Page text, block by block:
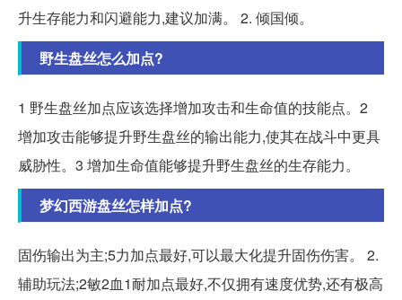
升生存能力和闪避能力,建议加满。 2. 倾国倾。
野生盘丝怎么加点?
1 野生盘丝加点应该选择增加攻击和生命值的技能点。2
增加攻击能够提升野生盘丝的输出能力,使其在战斗中更具
威胁性。3 增加生命值能够提升野生盘丝的生存能力。
梦幻西游盘丝怎样加点?
固伤输出为主;5力加点最好,可以最大化提升固伤伤害。 2.
辅助玩法;2敏2血1耐加点最好,不仅拥有速度优势,还有极高